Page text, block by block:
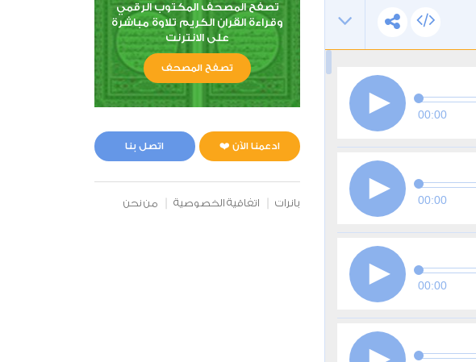
00:00
00:00
00:00
تصفح المصحف المكتوب الرقمي
وقراءة القران الكريم تلاوة مباشرة
على الانترنت
تصفح المصحف
ادعمنا الآن ❤️ اتصل بنا
بانرات اتفاقية الخصوصية من نحن